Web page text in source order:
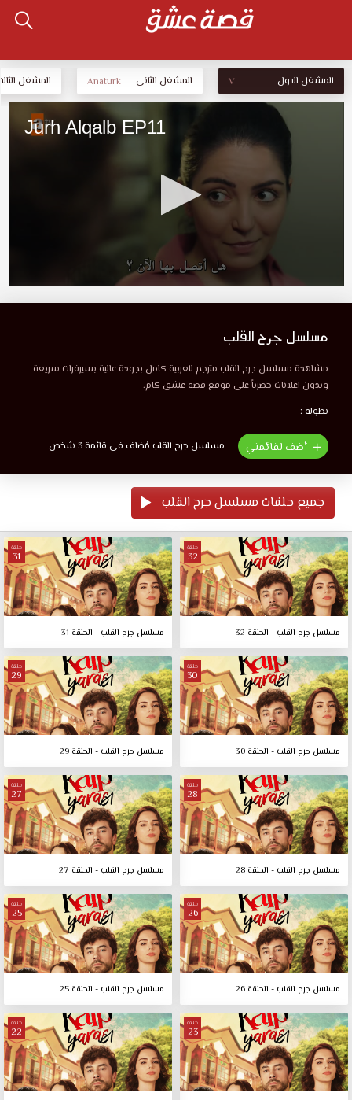
المشغل الاول V المشغل الثاني Anaturk المشغل
مسلسل جرح القلب
مشاهدة مسلسل جرح القلب مترجم للعربية كامل بجودة عالية بسيرفرات سريعة
وبدون اعلانات حصرياً على موقع قصة عشق كام.
بطولة :
أضف لقائمتي مسلسل جرح القلب مُضاف فى قائمة 3 شخص
جميع حلقات مسلسل جرح القلب
حلقة
32
مسلسل جرح القلب - الحلقة 32
حلقة
31
مسلسل جرح القلب - الحلقة 31
حلقة
30
مسلسل جرح القلب - الحلقة 30
حلقة
29
مسلسل جرح القلب - الحلقة 29
حلقة
28
مسلسل جرح القلب - الحلقة 28
حلقة
27
مسلسل جرح القلب - الحلقة 27
حلقة
26
مسلسل جرح القلب - الحلقة 26
حلقة
25
مسلسل جرح القلب - الحلقة 25
حلقة
23
حلقة
22